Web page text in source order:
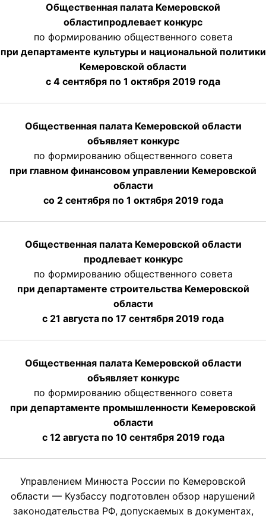
Общественная палата Кемеровской
областипродлевает конкурс
по формированию общественного совета
при департаменте культуры и национальной политики
Кемеровской области
с 4 сентября по 1 октября 2019 года
Общественная палата Кемеровской области
объявляет конкурс
по формированию общественного совета
при главном финансовом управлении Кемеровской
области
со 2 сентября по 1 октября 2019 года
Общественная палата Кемеровской области
продлевает конкурс
по формированию общественного совета
при департаменте строительства Кемеровской
области
с 21 августа по 17 сентября 2019 года
Общественная палата Кемеровской области
объявляет конкурс
по формированию общественного совета
при департаменте промышленности Кемеровской
области
с 12 августа по 10 сентября 2019 года
Управлением Минюста России по Кемеровской
области — Кузбассу подготовлен обзор нарушений
законодательства РФ, допускаемых в документах,